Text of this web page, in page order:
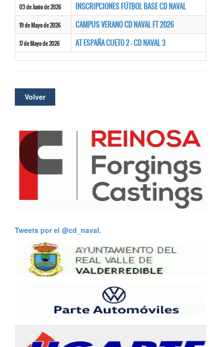
03 de Junio de 2026 INSCRIPCIONES FÚTBOL BASE CD NAVAL
19 de Mayo de 2026 CAMPUS VERANO CD NAVAL FT 2026
17 de Mayo de 2026 AT ESPAÑA CUETO 2 - CD NAVAL 3
Volver
Tweets por el @cd_naval.